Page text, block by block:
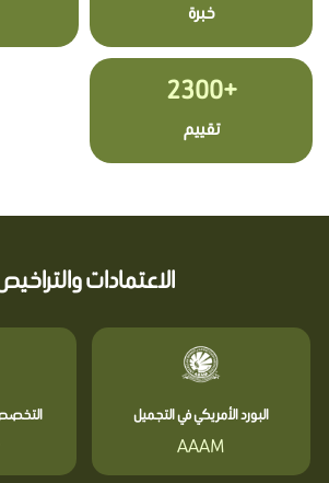
خبرة
+2300
تقييم
الاعتمادات
البورد الأمريكي في التجميل
AAAM
التخصص